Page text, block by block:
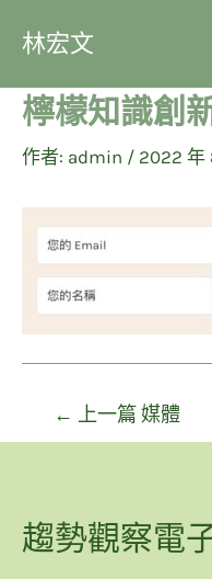
林宏文
檸檬知識創
作者: admin / 2022 年
← 上一篇 媒體
趨勢觀察電